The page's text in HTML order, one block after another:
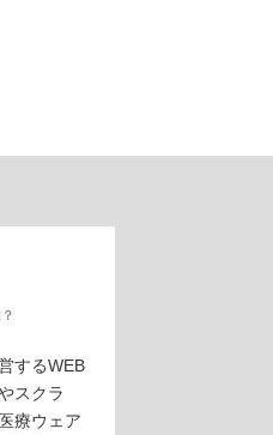
するWEB
スクラ
療ウェア